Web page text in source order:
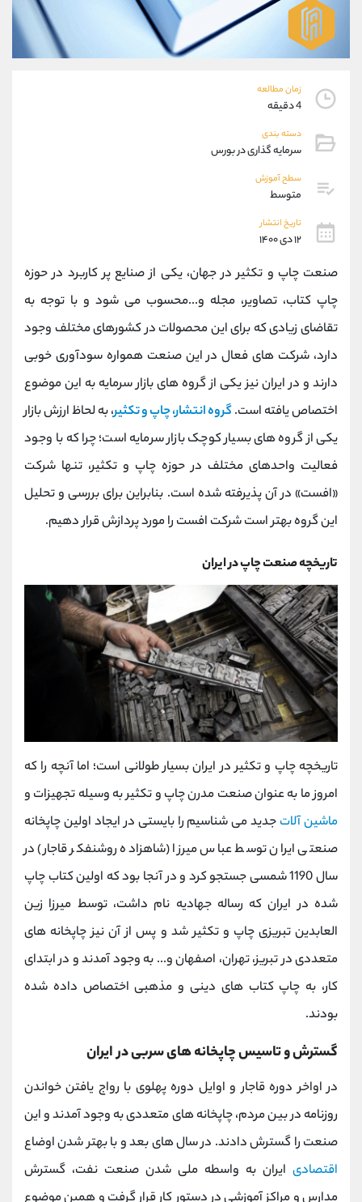
زمان مطالعه
4 دقیقه
دسته بندی
سرمایه گذاری در بورس
سطح آموزش
متوسط
تاریخ انتشار
۱۲ دی ۱۴۰۰
صنعت چاپ و تکثیر در جهان، یکی از صنایع پر کاربرد در حوزه
چاپ کتاب، تصاویر، مجله و...محسوب می شود و با توجه به
تقاضای زیادی که برای این محصولات در کشورهای مختلف وجود
دارد، شرکت های فعال در این صنعت همواره سودآوری خوبی
دارند و در ایران نیز یکی از گروه های بازار سرمایه به این موضوع
اختصاص یافته است.گروه انتشار، چاپ و تکثیر، به لحاظ ارزش بازار
یکی از گروه های بسیار کوچک بازار سرمایه است؛ چرا که با وجود
فعالیت واحدهای مختلف در حوزه چاپ و تکثیر، تنها شرکت
«افست» در آن پذیرفته شده است. بنابراین برای بررسی و تحلیل
این گروه بهتر است شرکت افست را مورد پردازش قرار دهیم.
تاریخچه صنعت چاپ در ایران
تاریخچه چاپ و تکثیر در ایران بسیار طولانی است؛ اما آنچه را که
امروز ما به عنوان صنعت مدرن چاپ و تکثیر به وسیله تجهیزات و
ماشین آلات جدید می شناسیم را بایستی در ایجاد اولین چاپخانه
صنعتی ایران توسط عباس میرزا (شاهزاده روشنفکر قاجار) در
سال 1190 شمسی جستجو کرد و در آنجا بود که اولین کتاب چاپ
شده در ایران که رساله جهادیه نام داشت، توسط میرزا زین
العابدین تبریزی چاپ و تکثیر شد و پس از آن نیز چاپخانه های
متعددی در تبریز، تهران، اصفهان و... به وجود آمدند و در ابتدای
کار، به چاپ کتاب های دینی و مذهبی اختصاص داده شده
بودند.
گسترش و تاسیس چاپخانه های سربی در ایران
در اواخر دوره قاجار و اوایل دوره پهلوی با رواج یافتن خواندن
روزنامه در بین مردم، چاپخانه های متعددی به وجود آمدند و این
صنعت را گسترش دادند. در سال های بعد و با بهتر شدن اوضاع
اقتصادی ایران به واسطه ملی شدن صنعت نفت، گسترش
واتساپ شروع گفتگو
تلگرام @Armteam_admin_104
پشتیبان فروش
موبایل
واتساپ
داخلی
اطلاعات تماس (دفتر فروش)
تلفن 021-22021030
بدون پیش شماره 90001030
اینستاگرام @alireza.mehrabii
کانال تلگرام @alirezamehrabi_com